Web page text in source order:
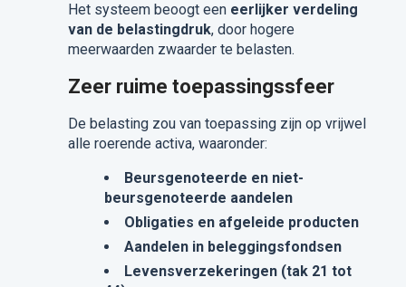
Het systeem beoogt een eerlijker verdeling
van de belastingdruk, door hogere
meerwaarden zwaarder te belasten.
Zeer ruime toepassingssfeer
De belasting zou van toepassing zijn op vrijwel
alle roerende activa, waaronder:
Beursgenoteerde en niet-
beursgenoteerde aandelen
Obligaties en afgeleide producten
Aandelen in beleggingsfondsen
Levensverzekeringen (tak 21 tot